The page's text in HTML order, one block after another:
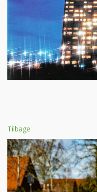
Tilbage